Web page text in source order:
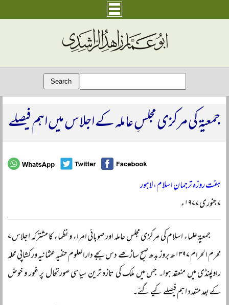
جمعیۃ کی مرکزی مجلسِ عاملہ کے اجلاس میں اہم فیصلے
ہفت روزہ ترجمان اسلام، لاہور
۷ جنوری ۱۹۷۷ء
جمعیۃ علماء اسلام کی مرکزی مجلسِ عاملہ اور صوبائی امراء و نظماء کا مشترکہ اجلاس ۷
محرم الحرام ۱۳۹۷ھ بروز بدھ صبح ساڑھے دس بجے دارالعلوم حنفیہ عثمانیہ ورکشاپی محلہ
راولپنڈی میں منعقد ہوا۔ جس میں ملک کی تازہ ترین سیاسی صورتحال پر غور و خوض
کے بعد متعدد اہم فیصلے کیے گئے۔